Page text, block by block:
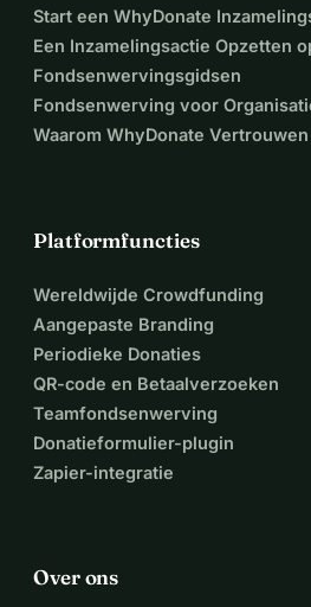
Start een WhyDonate
Een Inzamelingsactie Opzetten
Fondsenwervingsgidsen
Fondsenwerving voor
Waarom WhyDonate Vertrouwen
Platformfuncties
Wereldwijde Crowdfunding
Aangepaste Branding
Periodieke Donaties
QR-code en Betaalverzoeken
Teamfondsenwerving
Donatieformulier-plugin
Zapier-integratie
Over ons